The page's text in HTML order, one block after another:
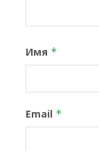
Имя *
Email *